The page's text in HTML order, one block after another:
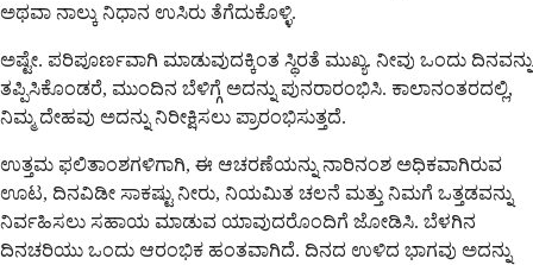
ಅಥವಾ ನಾಲ್ಕು ನಿಧಾನ ಉಸಿರು ತೆಗೆದುಕೊಳ್ಳಿ.
ಅಷ್ಟೇ. ಪರಿಪೂರ್ಣವಾಗಿ ಮಾಡುವುದಕ್ಕಿಂತ ಸ್ಥಿರತೆ ಮುಖ್ಯ. ನೀವು ಒಂದು ದಿನವನ್ನು
ತಪ್ಪಿಸಿಕೊಂಡರೆ, ಮುಂದಿನ ಬೆಳಿಗ್ಗೆ ಅದನ್ನು ಪುನರಾರಂಭಿಸಿ. ಕಾಲಾನಂತರದಲ್ಲಿ,
ನಿಮ್ಮ ದೇಹವು ಅದನ್ನು ನಿರೀಕ್ಷಿಸಲು ಪ್ರಾರಂಭಿಸುತ್ತದೆ.
ಉತ್ತಮ ಫಲಿತಾಂಶಗಳಿಗಾಗಿ, ಈ ಆಚರಣೆಯನ್ನು ನಾರಿನಂಶ ಅಧಿಕವಾಗಿರುವ
ಊಟ, ದಿನವಿಡೀ ಸಾಕಷ್ಟು ನೀರು, ನಿಯಮಿತ ಚಲನೆ ಮತ್ತು ನಿಮಗೆ ಒತ್ತಡವನ್ನು
ನಿರ್ವಹಿಸಲು ಸಹಾಯ ಮಾಡುವ ಯಾವುದರೊಂದಿಗೆ ಜೋಡಿಸಿ. ಬೆಳಗಿನ
ದಿನಚರಿಯು ಒಂದು ಆರಂಭಿಕ ಹಂತವಾಗಿದೆ. ದಿನದ ಉಳಿದ ಭಾಗವು ಅದನ್ನು